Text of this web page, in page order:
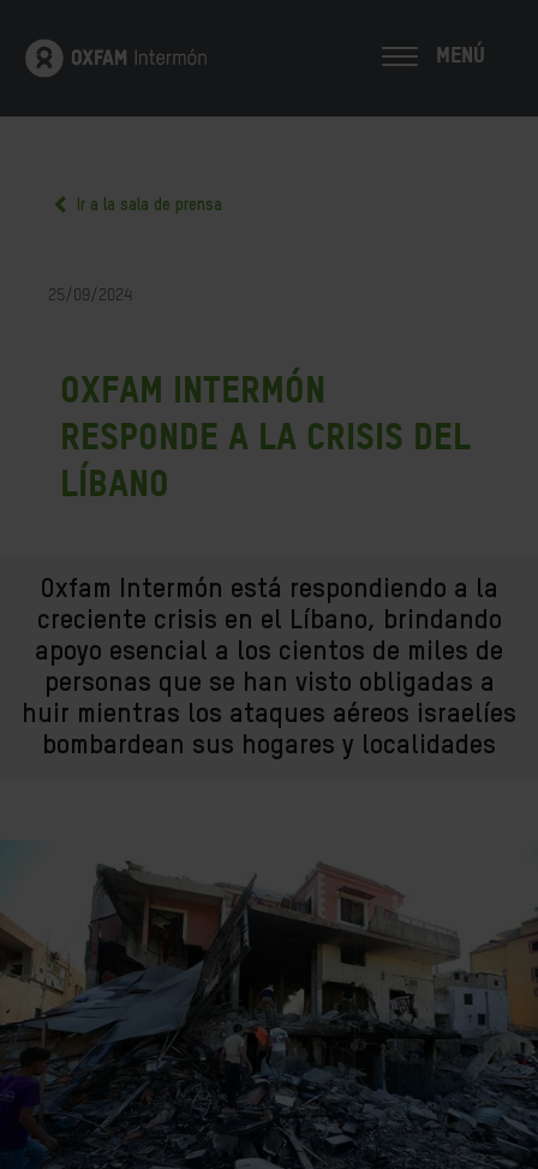
MENÚ
Ir a la sala de prensa
25/09/2024
Oxfam Intermón
responde a la crisis del
Líbano
Oxfam Intermón está respondiendo a la
creciente crisis en el Líbano, brindando
apoyo esencial a los cientos de miles de
personas que se han visto obligadas a
huir mientras los ataques aéreos israelíes
bombardean sus hogares y localidades